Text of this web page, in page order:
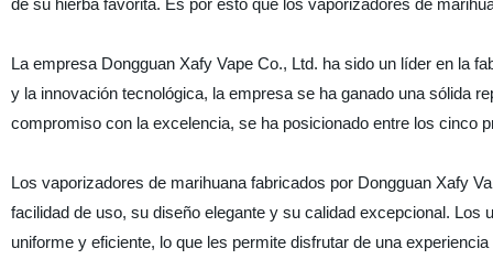
de su hierba favorita. Es por esto que los vaporizadores de
La empresa Dongguan Xafy Vape Co., Ltd. ha sido un líder en la
y la innovación tecnológica, la empresa se ha ganado una sólida
compromiso con la excelencia, se ha posicionado entre los cinco
Los vaporizadores de marihuana fabricados por Dongguan Xafy
facilidad de uso, su diseño elegante y su calidad excepcional.
uniforme y eficiente, lo que les permite disfrutar de una